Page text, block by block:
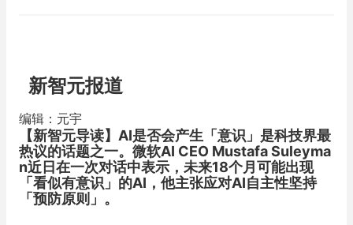
新智元报道
编辑：元宇
【新智元导读】 AI是否会产生「意识」是科技界最
热议的话题之一。微软AI CEO Mustafa Suleyma
n近日在一次对话中表示，未来18个月可能出现
「看似有意识」的AI，他主张应对AI自主性坚持
「预防原则」。